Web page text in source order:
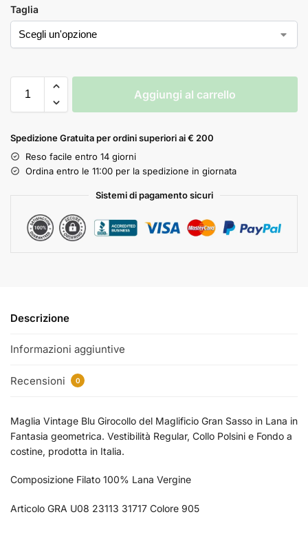
Taglia
Aggiungi al carrello
Spedizione Gratuita per ordini superiori ai € 200
Reso facile entro 14 giorni
Ordina entro le 11:00 per la spedizione in giornata
Sistemi di pagamento sicuri
Descrizione
Informazioni aggiuntive
Recensioni 0
Maglia Vintage Blu Girocollo del Maglificio Gran Sasso in Lana in
Fantasia geometrica. Vestibilità Regular, Collo Polsini e Fondo a
costine, prodotta in Italia.
Composizione Filato 100% Lana Vergine
Articolo GRA U08 23113 31717 Colore 905